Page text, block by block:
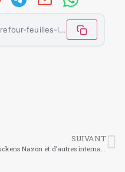
https://letemoinhaiti.com/carrefour-feuilles-l-epidemie-de-cholera-sevit-dans-les-camps-de-deplaces/
SUIVANT